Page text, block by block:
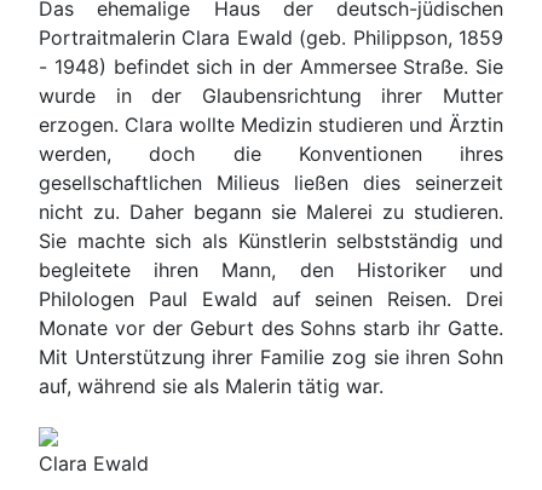
Das ehemalige Haus der deutsch-jüdischen
Portraitmalerin Clara Ewald (geb. Philippson, 1859
- 1948) befindet sich in der Ammersee Straße. Sie
wurde in der Glaubensrichtung ihrer Mutter
erzogen. Clara wollte Medizin studieren und Ärztin
werden, doch die Konventionen ihres
gesellschaftlichen Milieus ließen dies seinerzeit
nicht zu. Daher begann sie Malerei zu studieren.
Sie machte sich als Künstlerin selbstständig und
begleitete ihren Mann, den Historiker und
Philologen Paul Ewald auf seinen Reisen. Drei
Monate vor der Geburt des Sohns starb ihr Gatte.
Mit Unterstützung ihrer Familie zog sie ihren Sohn
auf, während sie als Malerin tätig war.
Clara Ewald